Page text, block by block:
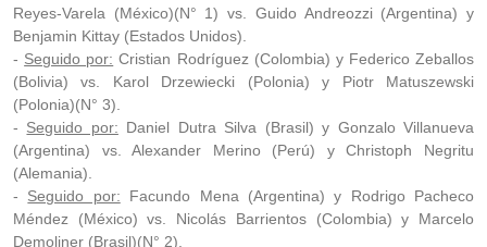
Reyes-Varela (México)(N° 1) vs. Guido Andreozzi (Argentina) y
Benjamin Kittay (Estados Unidos).
- Seguido por: Cristian Rodríguez (Colombia) y Federico Zeballos
(Bolivia) vs. Karol Drzewiecki (Polonia) y Piotr Matuszewski
(Polonia)(N° 3).
- Seguido por: Daniel Dutra Silva (Brasil) y Gonzalo Villanueva
(Argentina) vs. Alexander Merino (Perú) y Christoph Negritu
(Alemania).
- Seguido por: Facundo Mena (Argentina) y Rodrigo Pacheco
Méndez (México) vs. Nicolás Barrientos (Colombia) y Marcelo
Demoliner (Brasil)(N° 2).